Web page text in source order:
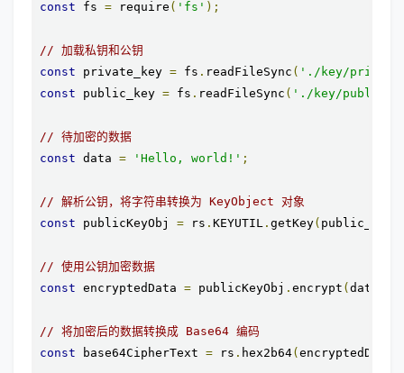
const fs = require ( 'fs' );
// 加载私钥和公钥
const private_key = fs . readFileSync ( './key/
const public_key = fs . readFileSync ( './key/
// 待加密的数据
const data = 'Hello, world!' ;
// 解析公钥，将字符串转换为 KeyObject 对象
const publicKeyObj = rs . KEYUTIL . getKey( public_key
// 使用公钥加密数据
const encryptedData = publicKeyObj . encrypt ( data
// 将加密后的数据转换成 Base64 编码
const base64CipherText = rs . hex2b64( encryptedData